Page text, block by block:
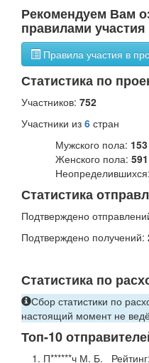
Рекомендуем Вам
правилами участия
Правила участия в
Статистика по
Участников: 752
Участники из 6 стран
Мужского пола:
Женского пола:
Неопределившихся:
Статистика
Подтверждено
Подтверждено получений:
Статистика по
Сбор статистики по
настоящий момент не
Топ-10
1. П******ч М. Б. Рейтинг: